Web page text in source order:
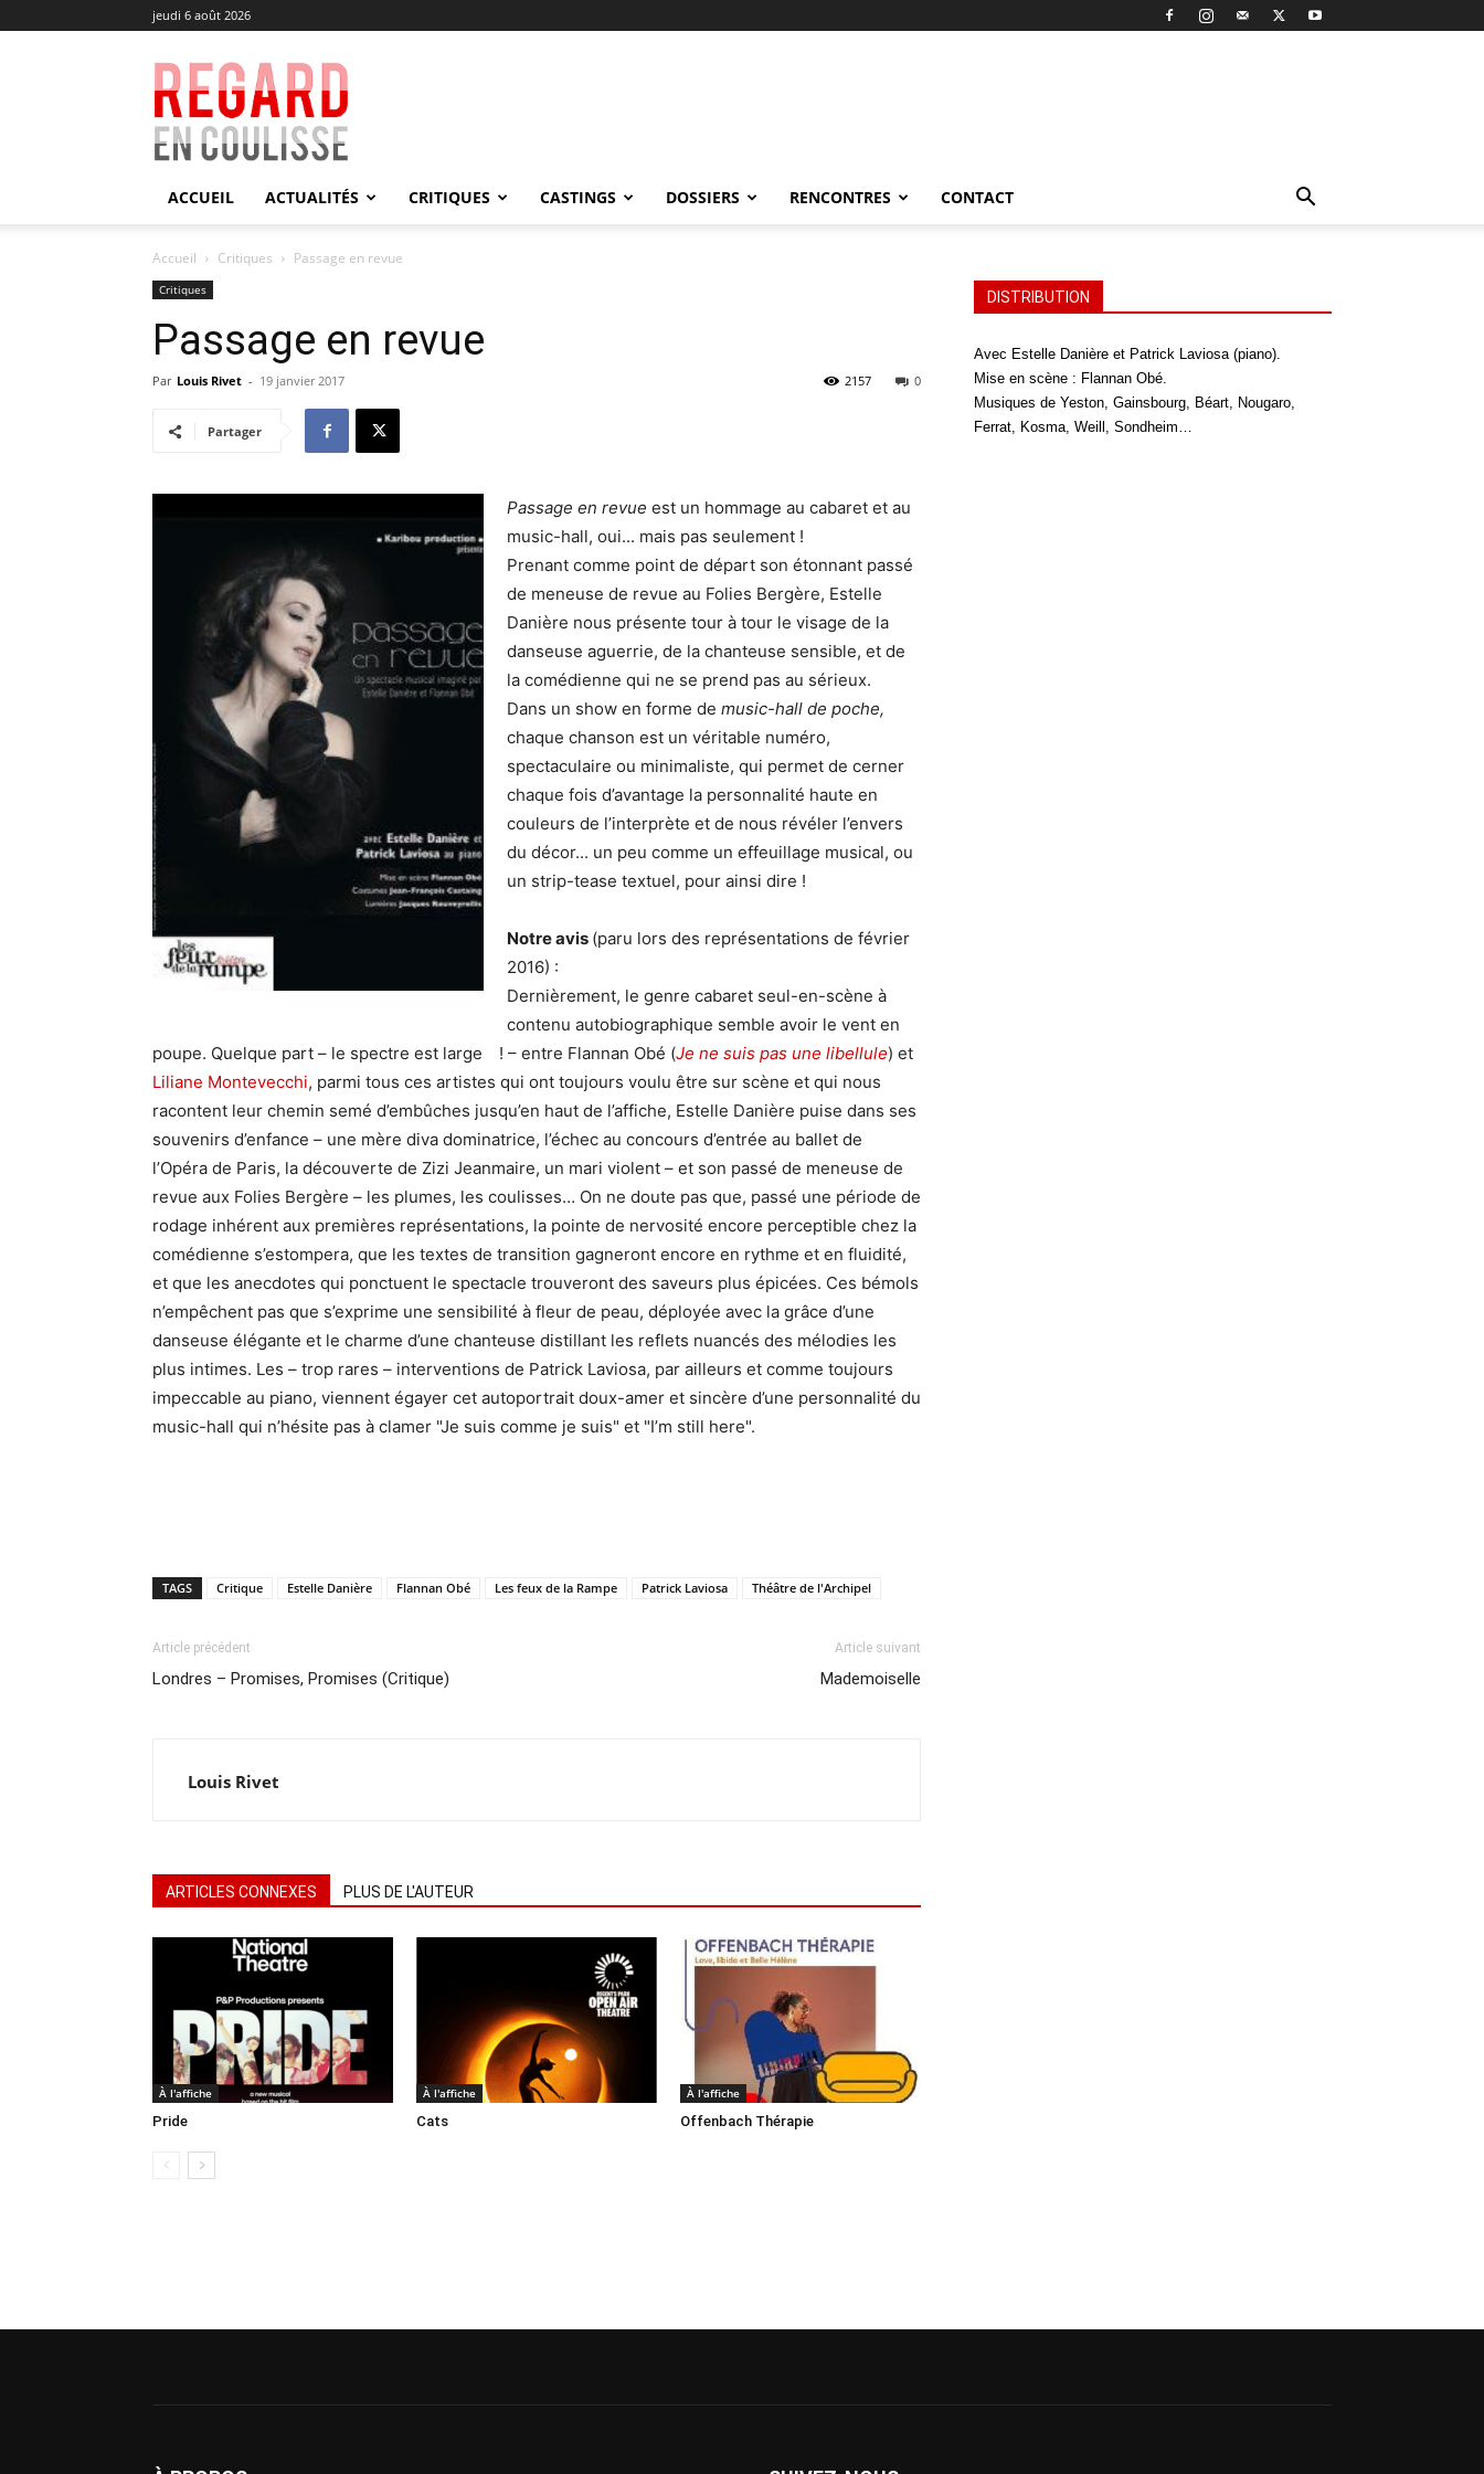
jeudi 6 août 2026
Regard
en
Coulisse
ACCUEIL ACTUALITÉS CRITIQUES CASTINGS DOSSIERS RENCONTRES CONTACT
Accueil Critiques Passage en revue
Critiques
Passage en revue
Par Louis Rivet - 19 janvier 2017 0
2157
Partager
Passage en revue est un hommage au cabaret et au
music-hall, oui... mais pas seulement !
Prenant comme point de départ son étonnant passé
de meneuse de revue au Folies Bergère, Estelle
Danière nous présente tour à tour le visage de la
danseuse aguerrie, de la chanteuse sensible, et de
la comédienne qui ne se prend pas au sérieux.
Dans un show en forme de music-hall de poche,
chaque chanson est un véritable numéro,
spectaculaire ou minimaliste, qui permet de cerner
chaque fois d’avantage la personnalité haute en
couleurs de l’interprète et de nous révéler l’envers
du décor... un peu comme un effeuillage musical, ou
un strip-tease textuel, pour ainsi dire !
Notre avis (paru lors des représentations de février
2016) :
Dernièrement, le genre cabaret seul-en-scène à
contenu autobiographique semble avoir le vent en
poupe. Quelque part – le spectre est large ! – entre Flannan Obé (Je ne suis pas une libellule) et
Liliane Montevecchi, parmi tous ces artistes qui ont toujours voulu être sur scène et qui nous
racontent leur chemin semé d’embûches jusqu’en haut de l’affiche, Estelle Danière puise dans ses
souvenirs d’enfance – une mère diva dominatrice, l’échec au concours d’entrée au ballet de
l’Opéra de Paris, la découverte de Zizi Jeanmaire, un mari violent – et son passé de meneuse de
revue aux Folies Bergère – les plumes, les coulisses… On ne doute pas que, passé une période de
rodage inhérent aux premières représentations, la pointe de nervosité encore perceptible chez la
comédienne s’estompera, que les textes de transition gagneront encore en rythme et en fluidité,
et que les anecdotes qui ponctuent le spectacle trouveront des saveurs plus épicées. Ces bémols
n’empêchent pas que s’exprime une sensibilité à fleur de peau, déployée avec la grâce d’une
danseuse élégante et le charme d’une chanteuse distillant les reflets nuancés des mélodies les
plus intimes. Les – trop rares – interventions de Patrick Laviosa, par ailleurs et comme toujours
impeccable au piano, viennent égayer cet autoportrait doux-amer et sincère d’une personnalité du
music-hall qui n’hésite pas à clamer "Je suis comme je suis" et "I’m still here".
TAGS Critique Estelle Danière Flannan Obé Les feux de la Rampe Patrick Laviosa Théâtre de l'Archipel
Article précédent
Londres – Promises, Promises (Critique)
Article suivant
Mademoiselle
Louis Rivet
ARTICLES CONNEXES PLUS DE L'AUTEUR
À l'affiche
Pride
À l'affiche
Cats
À l'affiche
Offenbach Thérapie
DISTRIBUTION
Avec Estelle Danière et Patrick Laviosa (piano).
Mise en scène : Flannan Obé.
Musiques de Yeston, Gainsbourg, Béart, Nougaro,
Ferrat, Kosma, Weill, Sondheim…